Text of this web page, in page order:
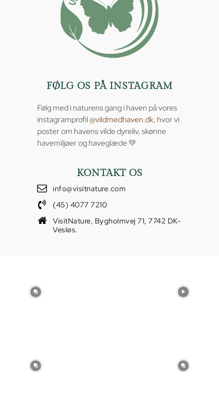
FØLG OS PÅ INSTAGRAM
Følg med i naturens gang i haven på vores
instagramprofil@vildmedhaven.dk, hvor vi
poster om havens vilde dyreliv, skønne
havemiljøer og haveglæde 💚
KONTAKT OS
info@visitnature.com
(45) 4077 7210
VisitNature, Bygholmvej 71, 7742 DK-
Vesløs.